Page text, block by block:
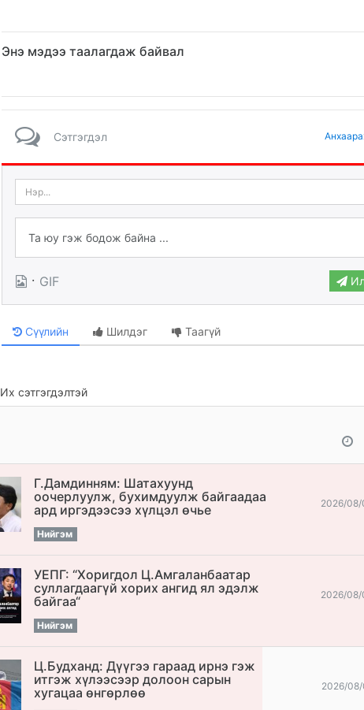
Энэ мэдээ таалагдаж байвал
Сэтгэгдэл
· GIF
Сүүлийн Шилдэг Таагүй
Их сэтгэгдэлтэй
Г.Дамдинням: Шатахуунд
оочерлуулж, бухимдуулж байгаадаа
ард иргэдээсээ хүлцэл өчье
Нийгэм
2026/08/
УЕПГ: “Хоригдол Ц.Амгаланбаатар
cуллагдаагүй хорих ангид ял эдэлж
байгаа“
Нийгэм
2026/08/
Ц.Будханд: Дүүгээ гараад ирнэ гэж
итгэж хүлээсээр долоон сарын
хугацаа өнгөрлөө
2026/